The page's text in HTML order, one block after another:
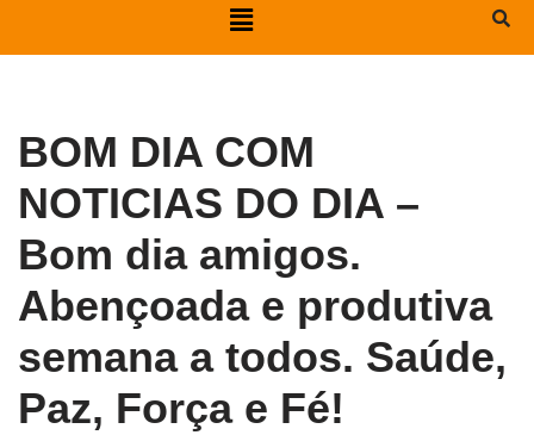
BOM DIA COM
NOTICIAS DO DIA –
Bom dia amigos.
Abençoada e produtiva
semana a todos. Saúde,
Paz, Força e Fé!